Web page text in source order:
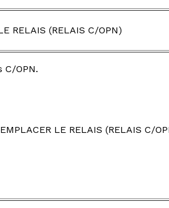
RELAIS (RELAIS C/OPN)
C/OPN.
LE RELAIS (RELAIS C/